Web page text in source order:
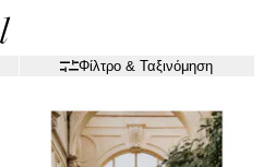
Φίλτρο & Ταξινόμηση